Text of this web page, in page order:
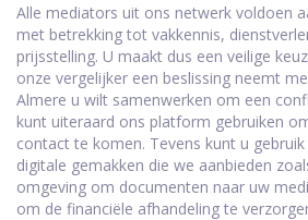
Alle mediators uit ons netwerk voldoen
met betrekking tot vakkennis,
prijsstelling. U maakt dus een veilige
onze vergelijker een beslissing neemt
Almere u wilt samenwerken om een
kunt uiteraard ons platform gebruiken
contact te komen. Tevens kunt u
digitale gemakken die we aanbieden
omgeving om documenten naar uw
om de financiële afhandeling te